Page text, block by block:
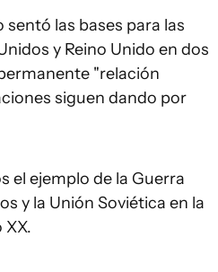
las bases para las
y Reino Unido en dos
"relación
siguen dando por
el ejemplo de la Guerra
y la Unión Soviética en la
XX.